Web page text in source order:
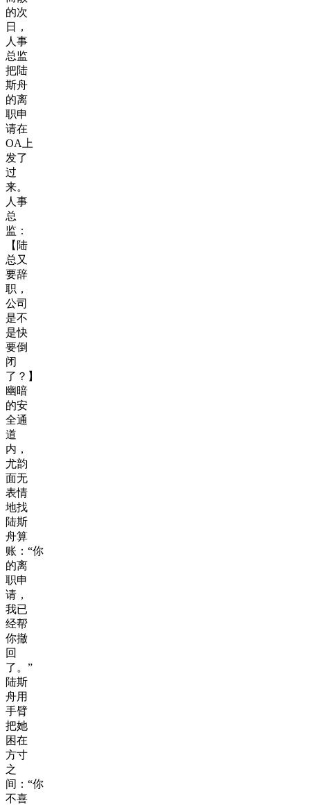
的次
日，
人事
总监
把陆
斯舟
的离
职申
请在
OA上
发了
过
来。
人事
总
监：
【陆
总又
要辞
职，
公司
是不
是快
要倒
闭
了？】
幽暗
的安
全通
道
内，
尤韵
面无
表情
地找
陆斯
舟算
账：“你
的离
职申
请，
我已
经帮
你撤
回
了。”
陆斯
舟用
手臂
把她
困在
方寸
之
间：“你
不喜